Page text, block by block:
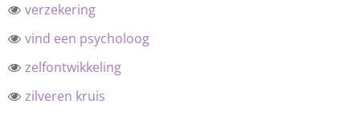
verzekering
vind een psycholoog
zelfontwikkeling
zilveren kruis